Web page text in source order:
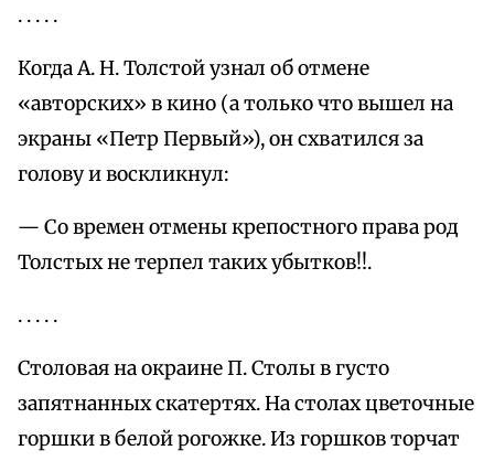
. . . . .
Когда А. Н. Толстой узнал об отмене
«авторских» в кино (а только что вышел на
экраны «Петр Первый»), он схватился за
голову и воскликнул:
— Со времен отмены крепостного права род
Толстых не терпел таких убытков!!.
. . . . .
Столовая на окраине П. Столы в густо
запятнанных скатертях. На столах цветочные
горшки в белой рогожке. Из горшков торчат